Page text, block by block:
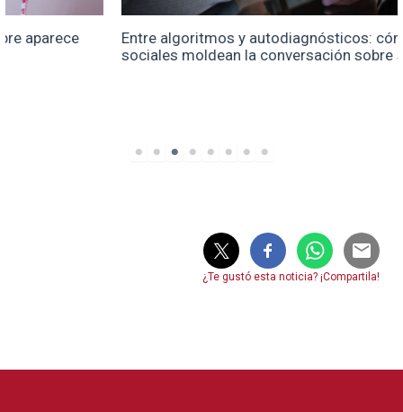
Entre algoritmos y autodiagnósticos: cómo las redes
sociales moldean la conversación sobre salud mental
¿Te gustó esta noticia? ¡Compartila!